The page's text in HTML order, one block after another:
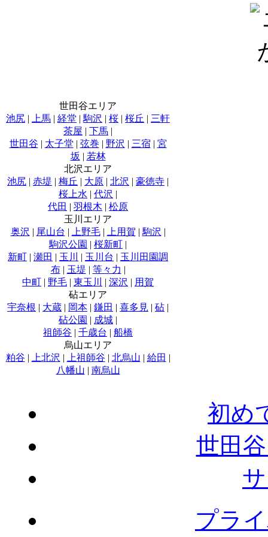
世田谷エリア
池尻 | 上馬 | 経堂 | 駒沢 | 桜 | 桜丘 | 三軒
茶屋 | 下馬 |
世田谷 | 太子堂 | 弦巻 | 野沢 | 三宿 | 宮
坂 | 若林
北沢エリア
池尻 | 赤堤 | 梅丘 | 大原 | 北沢 | 豪徳寺 |
桜上水 | 代沢 |
代田 | 羽根木 | 松原
玉川エリア
奥沢 | 尾山台 | 上野毛| 上用賀 | 駒沢 |
駒沢公園 | 桜新町 |
新町 | 瀬田 | 玉川 | 玉川台 | 玉川田園調
布| 玉堤 | 等々力 |
中町 | 野毛 | 東玉川 | 深沢 | 用賀
砧エリア
宇奈根 | 大蔵 | 岡本 | 鎌田 | 喜多見 | 砧 |
砧公園 | 成城 |
祖師谷 | 千歳台 | 船橋
烏山エリア
粕谷 | 上北沢 | 上祖師谷 | 北烏山 | 給田 |
八幡山 | 南烏山
初め
世田
プラ